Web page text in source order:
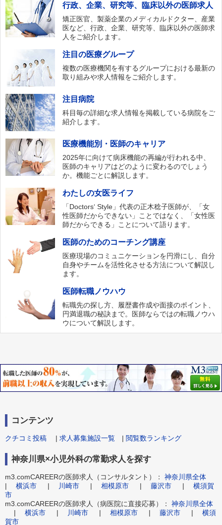
行政、企業、研究等、臨床以外の医師求人
矯正医官、製薬企業のメディカルドクター、産業
医など、行政、企業、研究等、臨床以外の医師求
人をご紹介します。
注目の医療グループ
複数の医療機関を有するグループにおける最新の
取り組みや求人情報をご紹介します。
注目病院
科目毎の詳細な求人情報を掲載している病院をご
紹介します。
医療機能別・医師のキャリア
2025年に向けて病床機能の再編が行われる中、
医師のキャリアはどのように変わるのでしょう
か。機能ごとに解説します。
わたしの女医ライフ
「Doctors‘ Style」代表の正木稔子医師が、「女
性医師だからできない」ことではなく、「女性医
師だからできる」ことについて語ります。
医師のためのコーチング講座
医療現場のコミュニケーションを円滑にし、自分
自身やチームを活性化させる方法について解説し
ます。
医師転職ノウハウ
転職先の探し方、履歴書作成や面接のポイント、
円満退職の秘訣まで。医師ならではの転職ノウハ
ウについて解説します。
コンテンツ
クチコミ投稿 | 求人募集施設一覧 | 閲覧数ランキング
神奈川県×小児外科の常勤求人を探す
m3.comCAREERの医師求人（コンサルタント）： 神奈川県全体
| 横浜市 | 川崎市 | 相模原市 | 藤沢市 | 横須賀
市
m3.comCAREERの医師求人（病医院に直接応募）： 神奈川県全体
| 横浜市 | 川崎市 | 相模原市 | 藤沢市 | 横須
賀市